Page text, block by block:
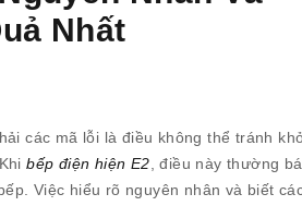
Nhất
các mã lỗi là điều không thể tránh
bếp điện hiện E2 , điều này thường
Việc hiểu rõ nguyên nhân và biết